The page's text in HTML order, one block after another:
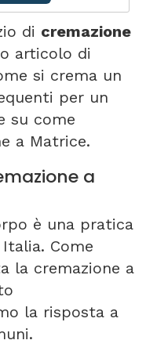
di cremazione
articolo di
si crema un
per un
su come
a Matrice.
a
è una pratica
Come
la cremazione a
la risposta a